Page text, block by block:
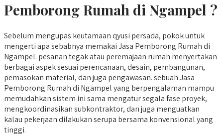
Pemborong Rumah di Ngampel ?
Sebelum mengupas keutamaan qyusi persada, pokok untuk
mengerti apa sebabnya memakai Jasa Pemborong Rumah di
Ngampel. pesanan tegak atau peremajaan rumah menyertakan
berbagai aspek sesuai perencanaan, desain, pembangunan,
pemasokan material, dan juga pengawasan. sebuah Jasa
Pemborong Rumah di Ngampel yang berpengalaman mampu
memudahkan sistem ini sama mengatur segala fase proyek,
mengkoordinasikan subkontraktor, dan juga menguatkan
kalau pekerjaan dilakukan serupa bersama konvensional yang
tinggi.